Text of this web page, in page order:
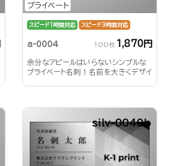
プライベート
スピード1時間対応 スピード3時間対応
a-0004 100枚 1,870円
余分なアピールはいらないシンプルな
プライベート名刺！名前を大きくデザイ
silv-0040b